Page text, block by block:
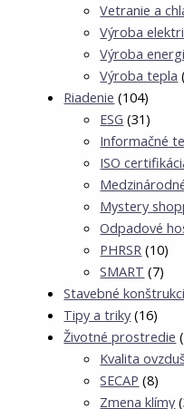
Vetranie a
Výroba
Výroba
Výroba tepla
Riadenie (104)
ESG (31)
Informačné
ISO
Mystery
Odpadové
PHRSR (10)
SMART (7)
Stavebné
Tipy a triky (16)
Životné prostredie
Kvalita
SECAP (8)
Zmena klímy